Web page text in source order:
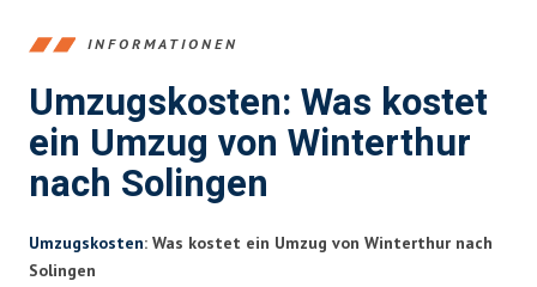
INFORMATIONEN
Umzugskosten: Was kostet
ein Umzug von Winterthur
nach Solingen
Umzugskosten: Was kostet ein Umzug von Winterthur nach
Solingen